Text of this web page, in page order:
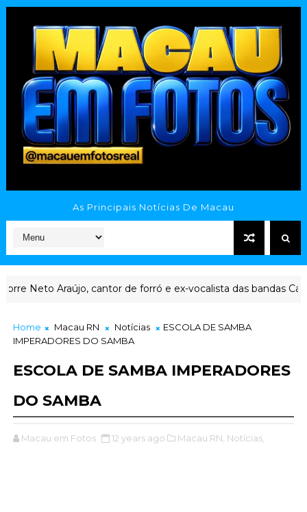
As Principais Notícias De Macau
Araújo, cantor de forró e ex-vocalista das bandas
Home Macau RN Notícias
ESCOLA DE SAMBA
IMPERADORES DO SAMBA
ESCOLA DE SAMBA IMPERADORES
DO SAMBA
Macau em Fotos 12 years ago Macau RN, Notícias,